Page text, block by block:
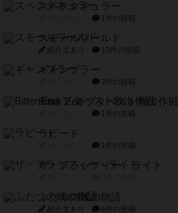
スペクタキュラー
1件の投稿
スモールワールド
紹介文あり 13件の投稿
ギャンブラー
2件の投稿
Bitter End ブタペスト救出作戦
1件の投稿
ラピード
1件の投稿
ザ・フラッフィー・ライト
ふたつの城の物語
紹介文あり 6件の投稿